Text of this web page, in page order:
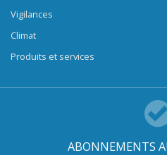
Vigilances
Climat
Produits et services
ABONNEMENTS